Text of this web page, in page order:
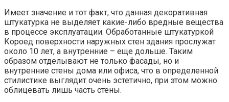
Имеет значение и тот факт, что данная декоративная
штукатурка не выделяет какие-либо вредные вещества
в процессе эксплуатации. Обработанные штукатуркой
Короед поверхности наружных стен здания прослужат
около 10 лет, а внутренние – еще дольше. Таким
образом отделывают не только фасады, но и
внутренние стены дома или офиса, что в определенной
стилистике выглядит очень эстетично, при этом можно
облицевать лишь часть стены.